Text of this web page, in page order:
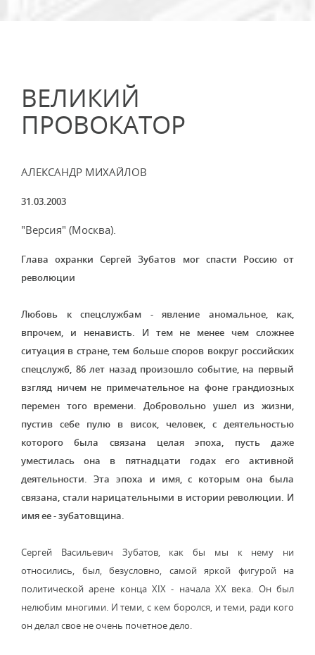
ВЕЛИКИЙ
ПРОВОКАТОР
АЛЕКСАНДР МИХАЙЛОВ
31.03.2003
"Версия" (Москва).
Глава охранки Сергей Зубатов мог спасти Россию от
революции
Любовь к спецслужбам - явление аномальное, как,
впрочем, и ненависть. И тем не менее чем сложнее
ситуация в стране, тем больше споров вокруг российских
спецслужб, 86 лет назад произошло событие, на первый
взгляд ничем не примечательное на фоне грандиозных
перемен того времени. Добровольно ушел из жизни,
пустив себе пулю в висок, человек, с деятельностью
которого была связана целая эпоха, пусть даже
уместилась она в пятнадцати годах его активной
деятельности. Эта эпоха и имя, с которым она была
связана, стали нарицательными в истории революции. И
имя ее - зубатовщина.
Сергей Васильевич Зубатов, как бы мы к нему ни
относились, был, безусловно, самой яркой фигурой на
политической арене конца XIX - начала XX века. Он был
нелюбим многими. И теми, с кем боролся, и теми, ради кого
он делал свое не очень почетное дело.